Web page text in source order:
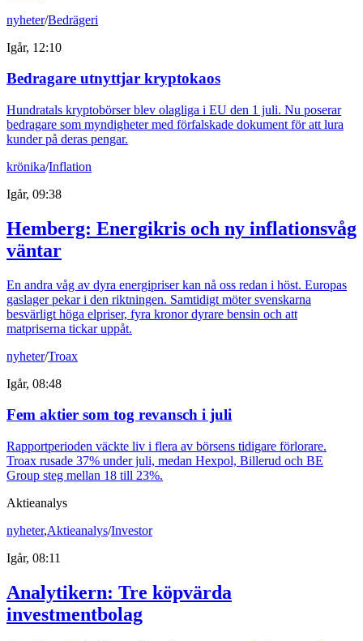
nyheter/Bedrägeri
Igår, 12:10
Bedragare utnyttjar kryptokaos
Hundratals kryptobörser blev olagliga i EU den 1 juli. Nu poserar
bedragare som myndigheter med förfalskade dokument för att lura
kunder på deras pengar.
krönika/Inflation
Igår, 09:38
Hemberg: Energikris och ny inflationsvåg
väntar
En andra våg av dyra energipriser kan nå oss redan i höst. Europas
gaslager pekar i den riktningen. Samtidigt möter svenskarna
besvärligt höga elpriser, fyra kronor dyrare bensin och att
matpriserna tickar uppåt.
nyheter/Troax
Igår, 08:48
Fem aktier som tog revansch i juli
Rapportperioden väckte liv i flera av börsens tidigare förlorare.
Troax rusade 37% under juli, medan Hexpol, Billerud och BE
Group steg mellan 18 till 23%.
Aktieanalys
nyheter,Aktieanalys/Investor
Igår, 08:11
Analytikern: Tre köpvärda
investmentbolag